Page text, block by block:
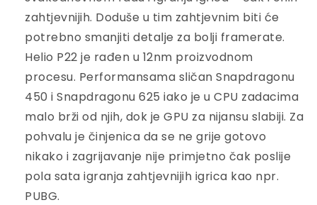
zahtjevnijih. Doduše u tim zahtjevnim biti će
potrebno smanjiti detalje za bolji framerate.
Helio P22 je rađen u 12nm proizvodnom
procesu. Performansama sličan Snapdragonu
450 i Snapdragonu 625 iako je u CPU zadacima
malo brži od njih, dok je GPU za nijansu slabiji. Za
pohvalu je činjenica da se ne grije gotovo
nikako i zagrijavanje nije primjetno čak poslije
pola sata igranja zahtjevnijih igrica kao npr.
PUBG.